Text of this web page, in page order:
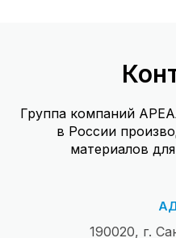
Группа компаний
в России
материалов
190020, г.